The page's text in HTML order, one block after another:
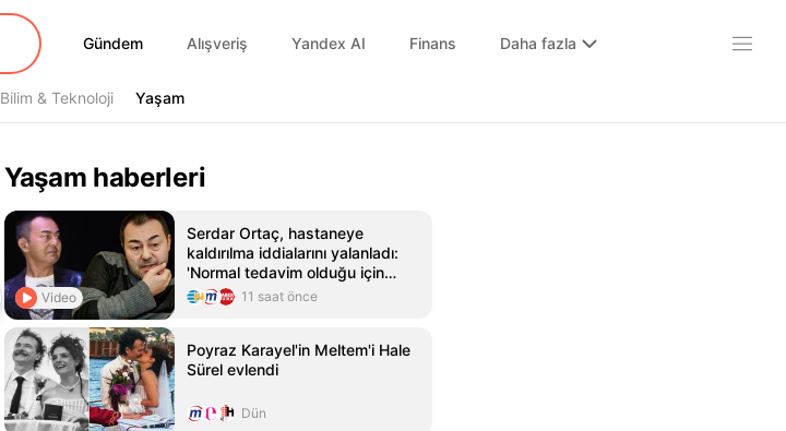
Gündem
Gündem Alışveriş Yandex AI Finans Daha fazla
Bilim & Teknoloji Yaşam
Yaşam
Yaşam haberleri
Video
Serdar Ortaç, hastaneye
kaldırılma iddialarını yalanladı:
'Normal tedavim olduğu için
hastanedeydim'
11 saat önce
Poyraz Karayel'in Meltem'i Hale
Sürel evlendi
Dün